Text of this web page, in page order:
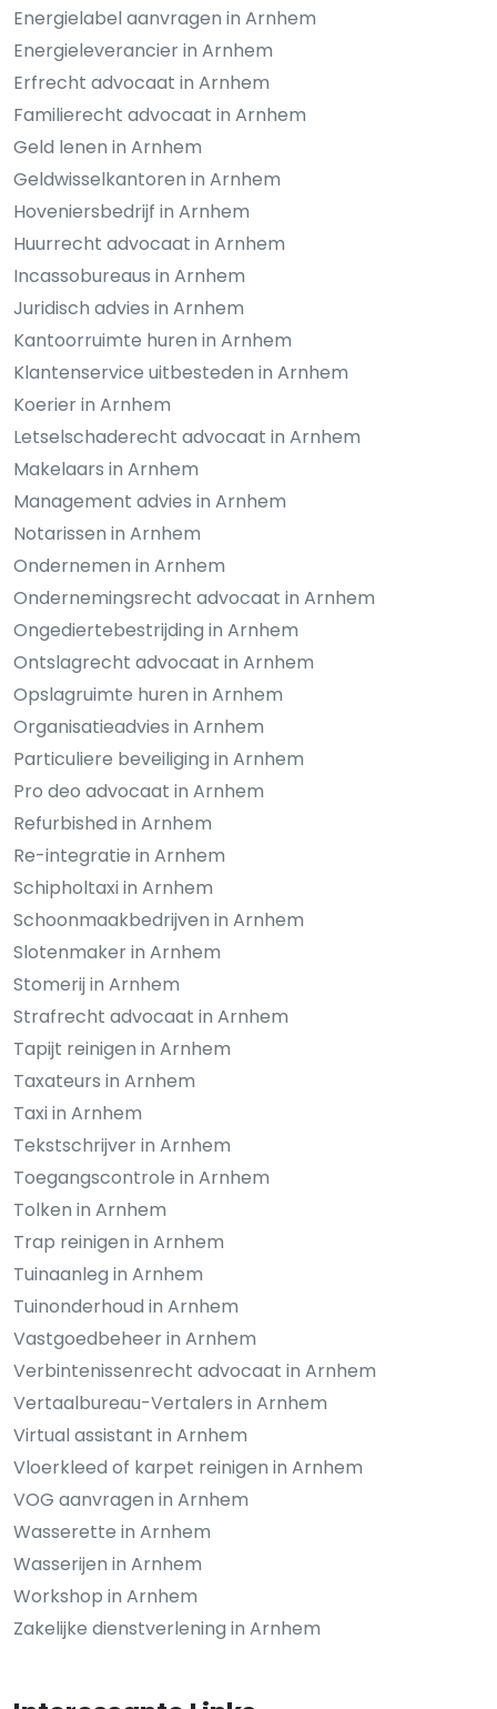
Energielabel aanvragen in Arnhem
Energieleverancier in Arnhem
Erfrecht advocaat in Arnhem
Familierecht advocaat in Arnhem
Geld lenen in Arnhem
Geldwisselkantoren in Arnhem
Hoveniersbedrijf in Arnhem
Huurrecht advocaat in Arnhem
Incassobureaus in Arnhem
Juridisch advies in Arnhem
Kantoorruimte huren in Arnhem
Klantenservice uitbesteden in Arnhem
Koerier in Arnhem
Letselschaderecht advocaat in Arnhem
Makelaars in Arnhem
Management advies in Arnhem
Notarissen in Arnhem
Ondernemen in Arnhem
Ondernemingsrecht advocaat in Arnhem
Ongediertebestrijding in Arnhem
Ontslagrecht advocaat in Arnhem
Opslagruimte huren in Arnhem
Organisatieadvies in Arnhem
Particuliere beveiliging in Arnhem
Pro deo advocaat in Arnhem
Refurbished in Arnhem
Re-integratie in Arnhem
Schipholtaxi in Arnhem
Schoonmaakbedrijven in Arnhem
Slotenmaker in Arnhem
Stomerij in Arnhem
Strafrecht advocaat in Arnhem
Tapijt reinigen in Arnhem
Taxateurs in Arnhem
Taxi in Arnhem
Tekstschrijver in Arnhem
Toegangscontrole in Arnhem
Tolken in Arnhem
Trap reinigen in Arnhem
Tuinaanleg in Arnhem
Tuinonderhoud in Arnhem
Vastgoedbeheer in Arnhem
Verbintenissenrecht advocaat in Arnhem
Vertaalbureau-Vertalers in Arnhem
Virtual assistant in Arnhem
Vloerkleed of karpet reinigen in Arnhem
VOG aanvragen in Arnhem
Wasserette in Arnhem
Wasserijen in Arnhem
Workshop in Arnhem
Zakelijke dienstverlening in Arnhem